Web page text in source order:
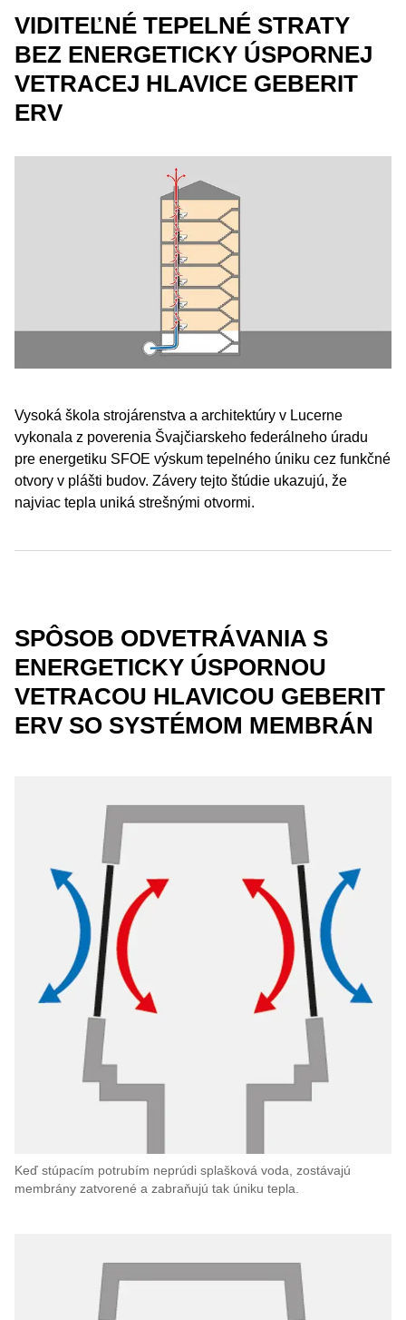
VIDITEĽNÉ TEPELNÉ STRATY
BEZ ENERGETICKY ÚSPORNEJ
VETRACEJ HLAVICE GEBERIT
ERV
Vysoká škola strojárenstva a architektúry v Lucerne
vykonala z poverenia Švajčiarskeho federálneho úradu
pre energetiku SFOE výskum tepelného úniku cez funkčné
otvory v plášti budov. Závery tejto štúdie ukazujú, že
najviac tepla uniká strešnými otvormi.
SPÔSOB ODVETRÁVANIA S
ENERGETICKY ÚSPORNOU
VETRACOU HLAVICOU GEBERIT
ERV SO SYSTÉMOM MEMBRÁN
Keď stúpacím potrubím neprúdi splašková voda, zostávajú
membrány zatvorené a zabraňujú tak úniku tepla.